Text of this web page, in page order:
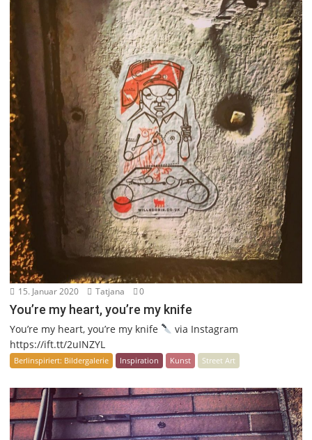
15. Januar 2020 Tatjana 0
You’re my heart, you’re my knife
You’re my heart, you’re my knife
via Instagram
https://ift.tt/2uINZYL
Berlinspiriert: Bildergalerie Inspiration Kunst Street Art